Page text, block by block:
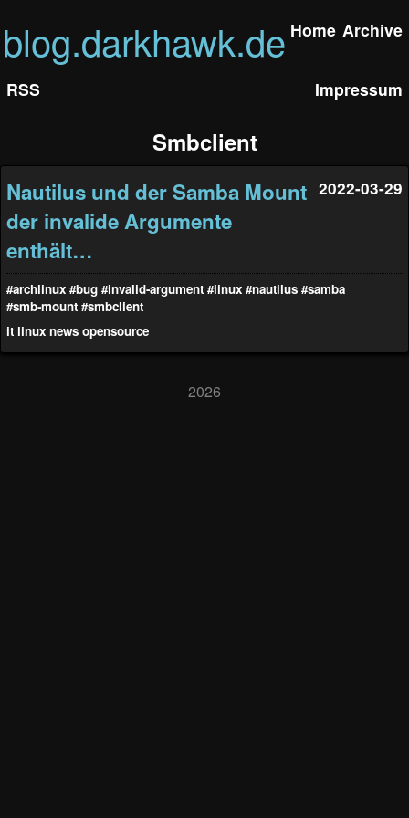
blog.darkhawk.de Home Archive
RSS Impressum
Smbclient
Nautilus und der Samba Mount
der invalide Argumente
enthält…
2022-03-29
#archlinux #bug #invalid-argument #linux #nautilus #samba
#smb-mount #smbclient
it linux news opensource
2026